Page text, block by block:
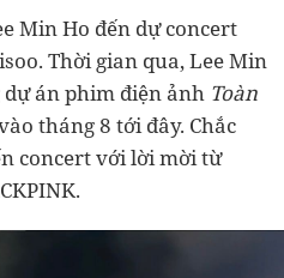
Min Ho đến dự concert
Thời gian qua, Lee Min
dự án phim điện ảnh Toàn
tháng 8 tới đây. Chắc
concert với lời mời từ